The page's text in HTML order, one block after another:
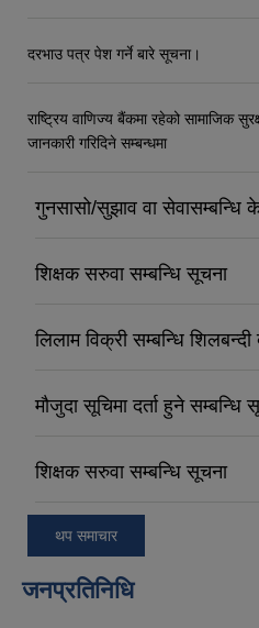
दरभाउ पत्र पेश गर्ने बारे सूचना।
राष्ट्रिय वाणिज्य बैंकमा रहेको सामाजिक
जानकारी गरिदिने सम्बन्धमा
गुनसासो/सुझाव वा सेवासम्बन्धि
शिक्षक सरुवा सम्बन्धि सूचना
लिलाम विक्री सम्बन्धि
मौजुदा सूचिमा दर्ता हुने सम्बन्धि
शिक्षक सरुवा सम्बन्धि सूचना
थप समाचार
जनप्रतिनिधि